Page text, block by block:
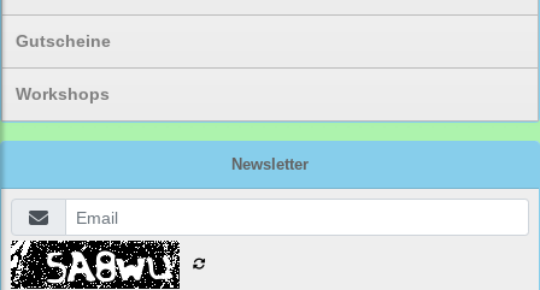
Gutscheine
Workshops
Newsletter